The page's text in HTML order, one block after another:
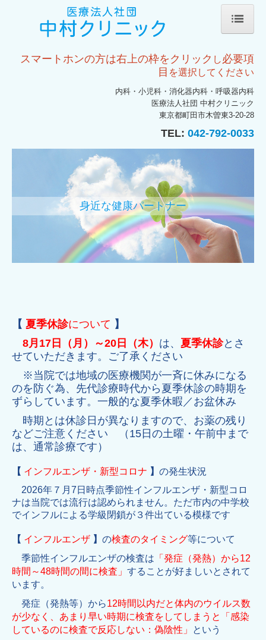
施設・設備のご案内
スマートホンの方は右上の枠をクリック し必要項
目 を選択してください
内科・小児科・消化器内科・呼吸器内科
医療法人社団 中村クリニック
東京都町田市木曽東3-20-28
TEL: 042-792-0033
身近な健康パートナー
【 夏季休診について 】
8月17日（月）～20日（木） は、 夏季休診とさ
せていただきます。ご了承ください
※当院では地域の医療機関が一斉に休みになる
のを防ぐ為、先代診療時代から夏季休診の時期を
ずらしています。一般的な夏季休暇／お盆休み
時期とは休診日が異なりますので、お薬の残り
などご注意ください （15日の土曜・午前中まで
は、通常診療です）
【 インフルエンザ・新型コロナ 】 の発生状況
2026年７月7日時点季節性インフルエンザ・新型コロ
ナは当院では流行は認められません。ただ市内の中学校
でインフルによる学級閉鎖が３件出ている模様です
【 インフルエンザ 】 の検査のタイミング等について
季節性インフルエンザの検査は 「発症（発熱）から12
時間～48時間の間に検査」 することが好ましいとされて
います。
発症（発熱等）から12時間以内だと体内のウイルス数
が少なく、 あまり早い時期に検査をしてしまうと「感染
しているのに検査で反応しない：偽陰性」
という